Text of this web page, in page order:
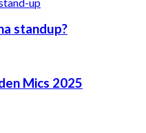
standup?
Mics 2025